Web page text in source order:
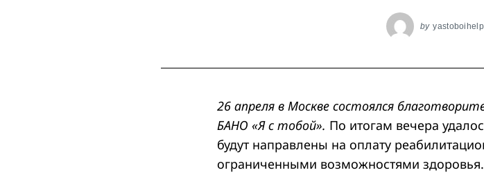
by yastoboihelp
26 апреля в Москве состоялся
БАНО «Я с тобой». По итогам вечера
будут направлены на оплату
ограниченными возможностями здоровья.